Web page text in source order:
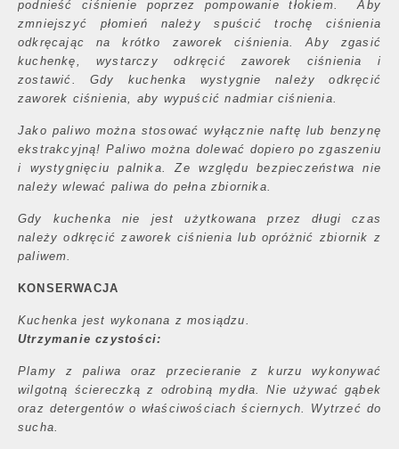
podnieść ciśnienie poprzez pompowanie tłokiem. Aby
zmniejszyć płomień należy spuścić trochę ciśnienia
odkręcając na krótko zaworek ciśnienia. Aby zgasić
kuchenkę, wystarczy odkręcić zaworek ciśnienia i
zostawić. Gdy kuchenka wystygnie należy odkręcić
zaworek ciśnienia, aby wypuścić nadmiar ciśnienia.
Jako paliwo można stosować wyłącznie naftę lub benzynę
ekstrakcyjną! Paliwo można dolewać dopiero po zgaszeniu
i wystygnięciu palnika. Ze względu bezpieczeństwa nie
należy wlewać paliwa do pełna zbiornika.
Gdy kuchenka nie jest użytkowana przez długi czas
należy odkręcić zaworek ciśnienia lub opróżnić zbiornik z
paliwem.
KONSERWACJA
Kuchenka jest wykonana z mosiądzu.
Utrzymanie czystości:
Plamy z paliwa oraz przecieranie z kurzu wykonywać
wilgotną ściereczką z odrobiną mydła. Nie używać gąbek
oraz detergentów o właściwościach ściernych. Wytrzeć do
sucha.